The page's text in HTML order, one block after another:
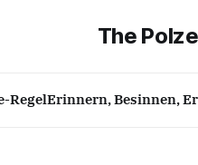
The
RegelErinnern, Besinnen,